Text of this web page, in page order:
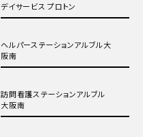
デイサービス プロトン
ヘルパーステーションアルブル大
阪南
訪問看護ステーションアルブル
大阪南